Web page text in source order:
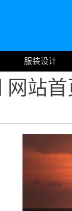
服装设计
网站